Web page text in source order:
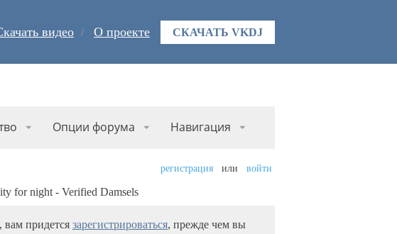
видео О проекте СКАЧАТЬ VKDJ
Опции форума Навигация
регистрация или войти
for night - Verified Damsels
придется зарегистрироваться, прежде чем вы